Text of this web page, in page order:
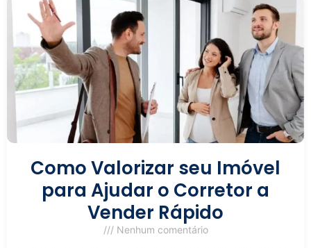
Como Valorizar seu Imóvel
para Ajudar o Corretor a
Vender Rápido
Nenhum comentário